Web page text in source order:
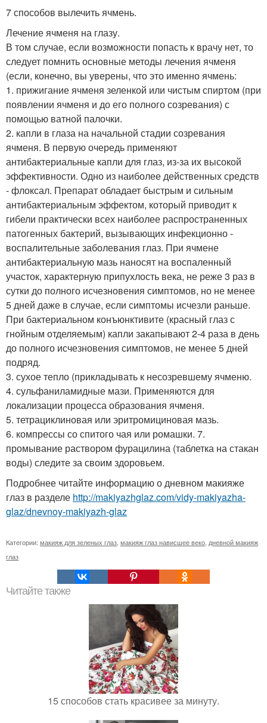
7 способов вылечить ячмень.
Лечение ячменя на глазу.
В том случае, если возможности попасть к врачу нет, то
следует помнить основные методы лечения ячменя
(если, конечно, вы уверены, что это именно ячмень:
1. прижигание ячменя зеленкой или чистым спиртом (при
появлении ячменя и до его полного созревания) с
помощью ватной палочки.
2. капли в глаза на начальной стадии созревания
ячменя. В первую очередь применяют
антибактериальные капли для глаз, из-за их высокой
эффективности. Одно из наиболее действенных средств
- флоксал. Препарат обладает быстрым и сильным
антибактериальным эффектом, который приводит к
гибели практически всех наиболее распространенных
патогенных бактерий, вызывающих инфекционно -
воспалительные заболевания глаз. При ячмене
антибактериальную мазь наносят на воспаленный
участок, характерную припухлость века, не реже 3 раз в
сутки до полного исчезновения симптомов, но не менее
5 дней даже в случае, если симптомы исчезли раньше.
При бактериальном конъюнктивите (красный глаз с
гнойным отделяемым) капли закапывают 2-4 раза в день
до полного исчезновения симптомов, не менее 5 дней
подряд.
3. сухое тепло (прикладывать к несозревшему ячменю.
4. сульфаниламидные мази. Применяются для
локализации процесса образования ячменя.
5. тетрациклиновая или эритромициновая мазь.
6. компрессы со спитого чая или ромашки. 7.
промывание раствором фурацилина (таблетка на стакан
воды) следите за своим здоровьем.
Подробнее читайте информацию о дневном макияже
глаз в разделе http://makiyazhglaz.com/vidy-makiyazha-
glaz/dnevnoy-makiyazh-glaz
Категории: макияж для зеленых глаз макияж глаз нависшее веко дневной макияж
глаз
Читайте также
15 способов стать красивее за минуту.